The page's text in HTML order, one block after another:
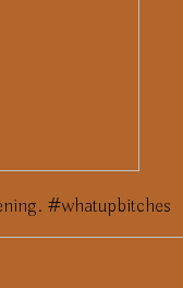
#whatupbitches